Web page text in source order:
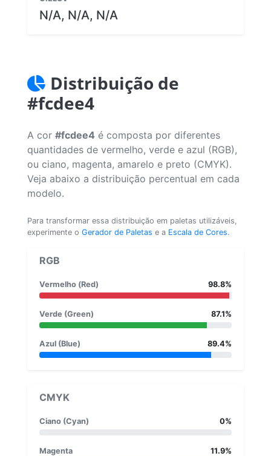
N/A, N/A, N/A
Distribuição de
#fcdee4
A cor #fcdee4 é composta por diferentes
quantidades de vermelho, verde e azul (RGB),
ou ciano, magenta, amarelo e preto (CMYK).
Veja abaixo a distribuição percentual em cada
modelo.
Para transformar essa distribuição em paletas utilizáveis,
experimente o Gerador de Paletas e a Escala de Cores.
RGB
Vermelho (Red) 98.8%
Verde (Green) 87.1%
Azul (Blue) 89.4%
CMYK
Ciano (Cyan) 0%
Magenta 11.9%